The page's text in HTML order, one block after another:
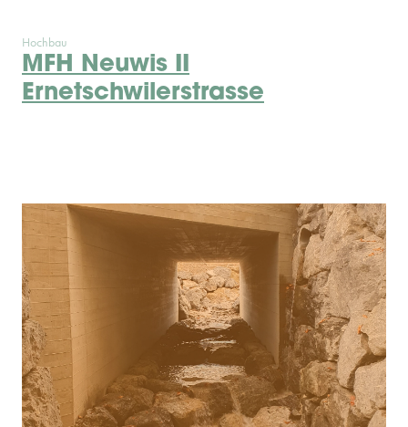
Hochbau
MFH Neuwis II
Ernetschwilerstrasse